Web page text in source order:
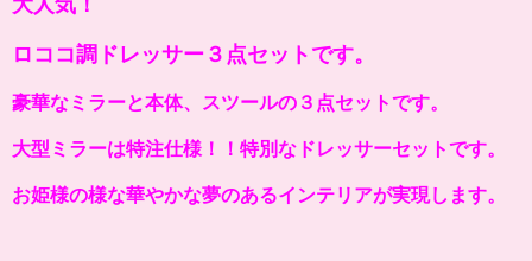
ロココ調ドレッサー３点セットです。
豪華なミラーと本体、スツールの３点セットです。
大型ミラーは特注仕様！！特別なドレッサーセットです。
お姫様の様な華やかな夢のあるインテリアが実現します。